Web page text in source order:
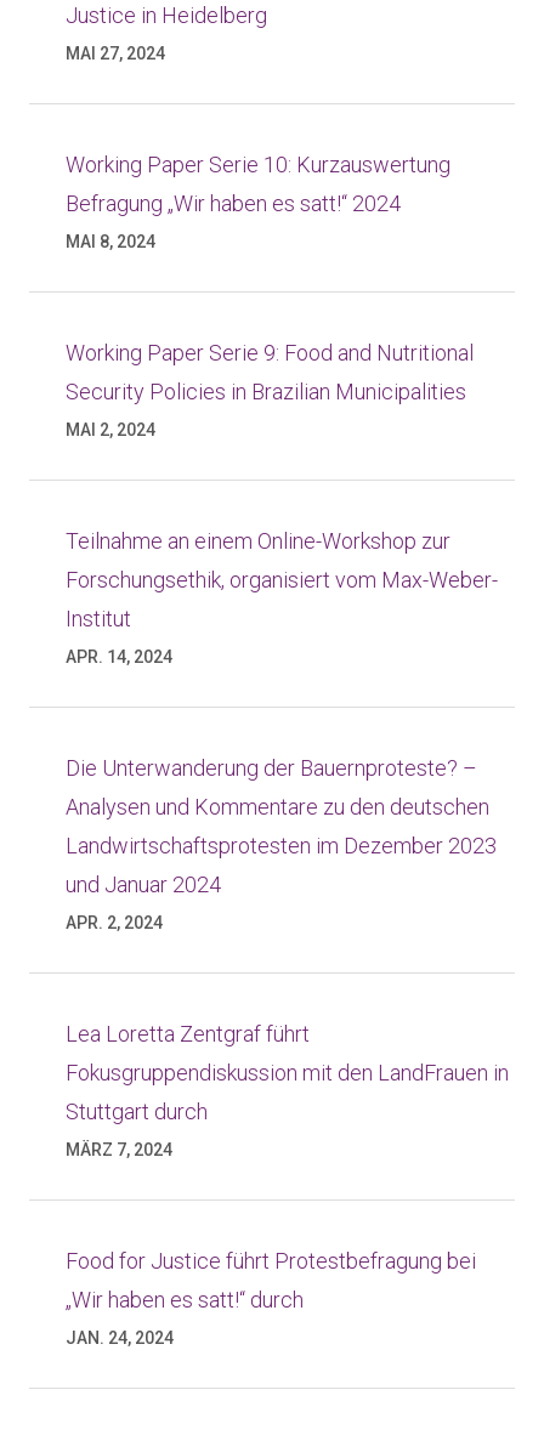
Justice in Heidelberg
MAI 27, 2024
Working Paper Serie 10: Kurzauswertung
Befragung „Wir haben es satt!“ 2024
MAI 8, 2024
Working Paper Serie 9: Food and Nutritional
Security Policies in Brazilian Municipalities
MAI 2, 2024
Teilnahme an einem Online-Workshop zur
Forschungsethik, organisiert vom Max-Weber-
Institut
APR. 14, 2024
Die Unterwanderung der Bauernproteste? –
Analysen und Kommentare zu den deutschen
Landwirtschaftsprotesten im Dezember 2023
und Januar 2024
APR. 2, 2024
Lea Loretta Zentgraf führt
Fokusgruppendiskussion mit den LandFrauen in
Stuttgart durch
MÄRZ 7, 2024
Food for Justice führt Protestbefragung bei
„Wir haben es satt!“ durch
JAN. 24, 2024